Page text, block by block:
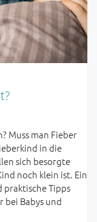
Muss man Fieber
in die
sich besorgte
noch klein ist. Ein
praktische Tipps
bei Babys und